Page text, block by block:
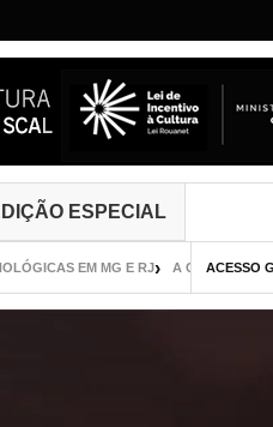
ESPECIAL
MG E RJ A GAROTA DE SEULACESSO